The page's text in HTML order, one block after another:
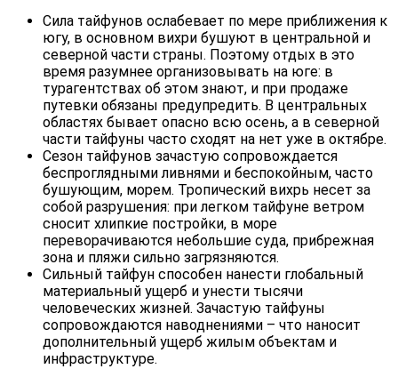
Сила тайфунов ослабевает по мере приближения к
югу, в основном вихри бушуют в центральной и
северной части страны. Поэтому отдых в это
время разумнее организовывать на юге: в
турагентствах об этом знают, и при продаже
путевки обязаны предупредить. В центральных
областях бывает опасно всю осень, а в северной
части тайфуны часто сходят на нет уже в октябре.
Сезон тайфунов зачастую сопровождается
беспроглядными ливнями и беспокойным, часто
бушующим, морем. Тропический вихрь несет за
собой разрушения: при легком тайфуне ветром
сносит хлипкие постройки, в море
переворачиваются небольшие суда, прибрежная
зона и пляжи сильно загрязняются.
Сильный тайфун способен нанести глобальный
материальный ущерб и унести тысячи
человеческих жизней. Зачастую тайфуны
сопровождаются наводнениями – что наносит
дополнительный ущерб жилым объектам и
инфраструктуре.